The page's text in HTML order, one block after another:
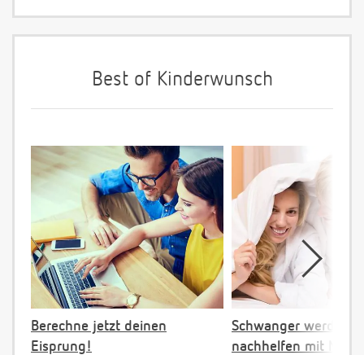
Best of Kinderwunsch
Berechne jetzt deinen
Eisprung!
Schwanger werden:
nachhelfen mit NFP